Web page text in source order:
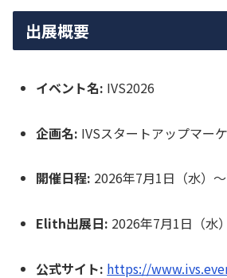
出展概要
イベント名: IVS2026
企画名: IVSスタートアップマー
開催日程: 2026年7月1日（水）〜
Elith出展日: 2026年7月1日（水）
公式サイト: https://